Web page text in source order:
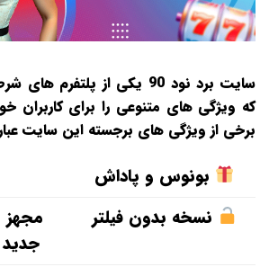
سایت برد نود 90 یکی از
که ویژگی‌ های متنوعی را برای کاربران
برخی از ویژگی‌ های برجسته این سایت
بونوس و پاداش
نسخه بدون فیلتر
جدید